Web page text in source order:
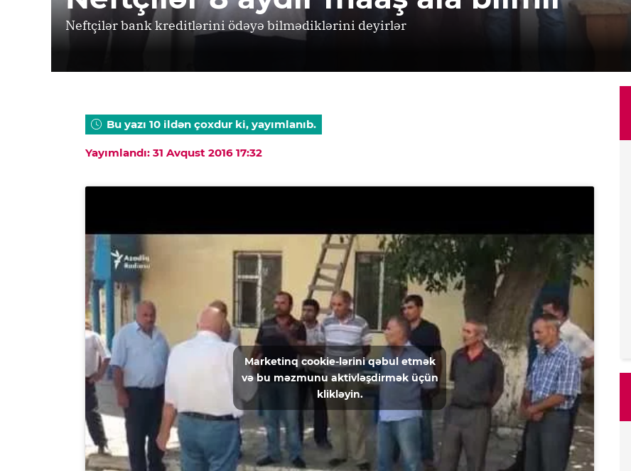
Neftçilər bank kreditlərini ödəyə bilmədiklərini deyirlər
Bu yazı 10 ildən çoxdur ki, yayımlanıb.
Yayımlandı: 31 Avqust 2016 17:32
Marketinq cookie-lərini qəbul etmək
və bu məzmunu aktivləşdirmək üçün
klikləyin.